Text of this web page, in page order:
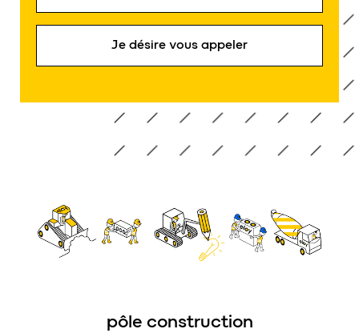
Je désire vous appeler
pôle construction